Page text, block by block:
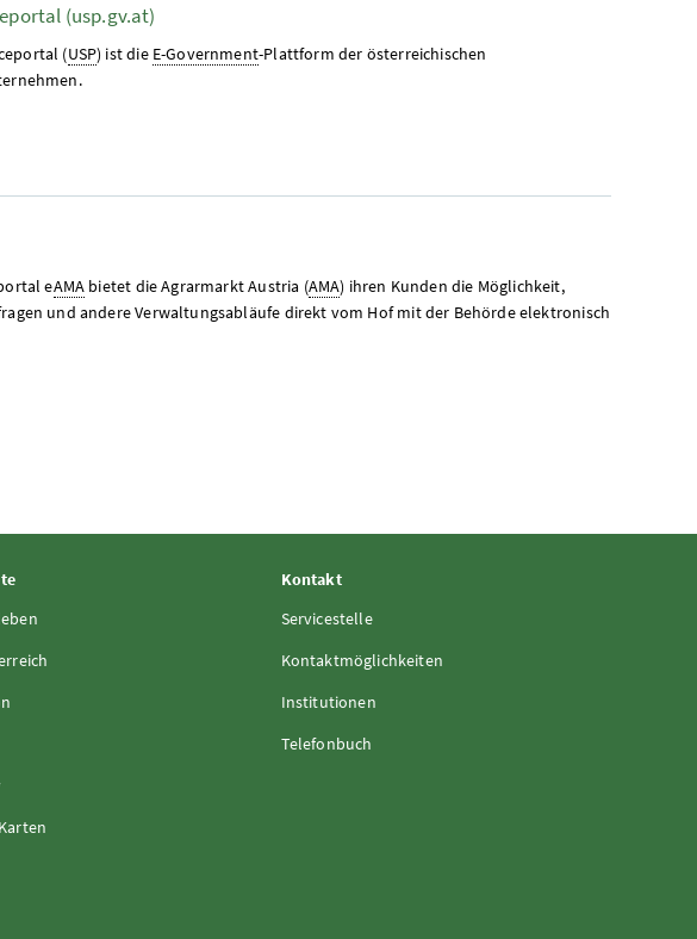
(usp.gv.at)
(USP) ist die E-Government-Plattform der österreichischen
eAMA bietet die Agrarmarkt Austria (AMA) ihren Kunden die Möglichkeit,
und andere Verwaltungsabläufe direkt vom Hof mit der Behörde elektronisch
Kontakt
Servicestelle
Kontaktmöglichkeiten
Institutionen
Telefonbuch